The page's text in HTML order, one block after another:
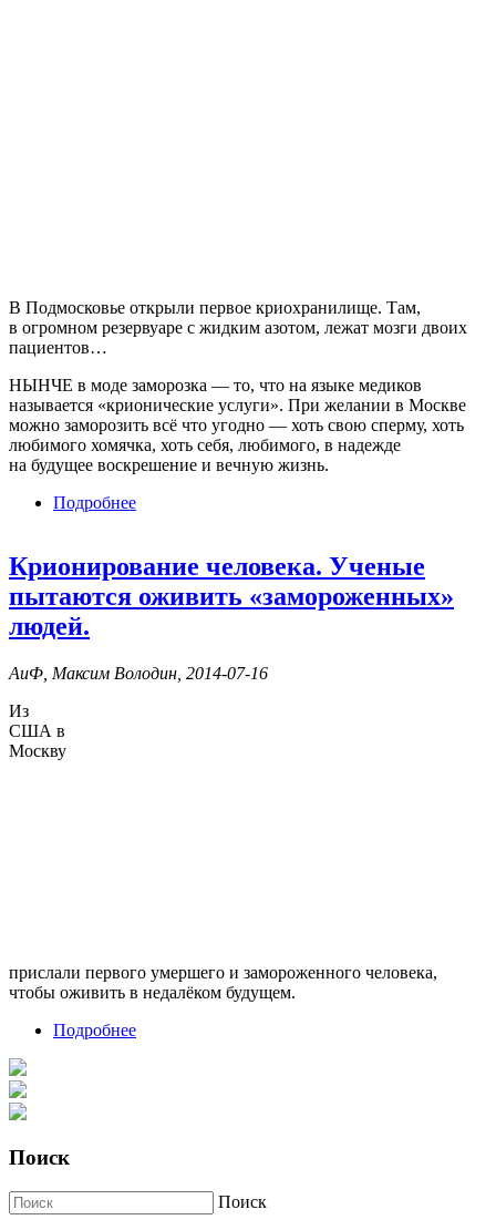
В Подмосковье открыли первое криохранилище. Там,
в огромном резервуаре с жидким азотом, лежат мозги двоих
пациентов…
НЫНЧЕ в моде заморозка — то, что на языке медиков
называется «крионические услуги». При желании в Москве
можно заморозить всё что угодно — хоть свою сперму, хоть
любимого хомячка, хоть себя, любимого, в надежде
на будущее воскрешение и вечную жизнь.
Подробнее
Крионирование человека. Ученые
пытаются оживить «замороженных»
людей.
АиФ, Максим Володин, 2014-07-16
Из
США в
Москву
прислали первого умершего и замороженного человека,
чтобы оживить в недалёком будущем.
Подробнее
Поиск
Поиск